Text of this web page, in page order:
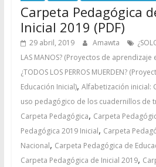
Carpeta Pedagógica
Inicial 2019 (PDF)
29 abril, 2019 Amawta
LAS MANOS? (Proyectos de
¿TODOS LOS PERROS MUERDEN?
Educación Inicial), Alfabetización inicial:
uso pedagógico de los cuadernillos de
Carpeta Pedagógica, Carpeta
Pedagógica 2019 Inicial, Carpeta
Nacional, Carpeta Pedagógica de
Carpeta Pedagógica de Inicial 2019,